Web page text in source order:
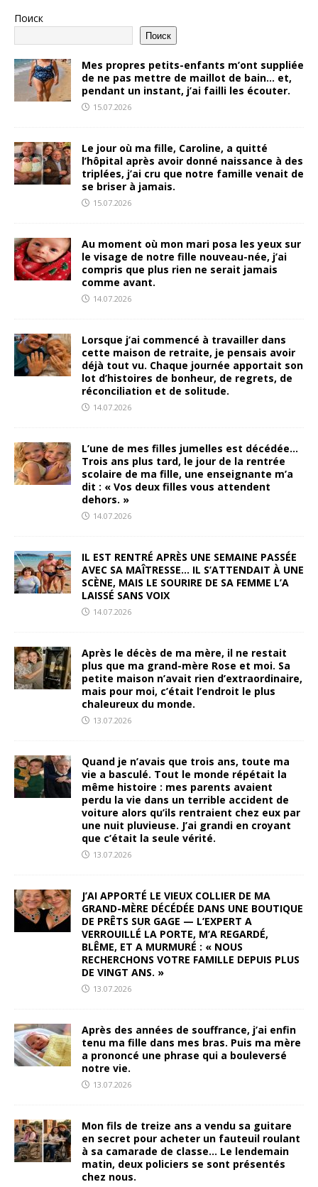
Поиск
Поиск
Mes propres petits-enfants m’ont suppliée
de ne pas mettre de maillot de bain… et,
pendant un instant, j’ai failli les écouter.
15.07.2026
Le jour où ma fille, Caroline, a quitté
l’hôpital après avoir donné naissance à des
triplées, j’ai cru que notre famille venait de
se briser à jamais.
15.07.2026
Au moment où mon mari posa les yeux sur
le visage de notre fille nouveau-née, j’ai
compris que plus rien ne serait jamais
comme avant.
14.07.2026
Lorsque j’ai commencé à travailler dans
cette maison de retraite, je pensais avoir
déjà tout vu. Chaque journée apportait son
lot d’histoires de bonheur, de regrets, de
réconciliation et de solitude.
14.07.2026
L’une de mes filles jumelles est décédée…
Trois ans plus tard, le jour de la rentrée
scolaire de ma fille, une enseignante m’a
dit : « Vos deux filles vous attendent
dehors. »
14.07.2026
IL EST RENTRÉ APRÈS UNE SEMAINE PASSÉE
AVEC SA MAÎTRESSE… IL S’ATTENDAIT À UNE
SCÈNE, MAIS LE SOURIRE DE SA FEMME L’A
LAISSÉ SANS VOIX
14.07.2026
Après le décès de ma mère, il ne restait
plus que ma grand-mère Rose et moi. Sa
petite maison n’avait rien d’extraordinaire,
mais pour moi, c’était l’endroit le plus
chaleureux du monde.
13.07.2026
Quand je n’avais que trois ans, toute ma
vie a basculé. Tout le monde répétait la
même histoire : mes parents avaient
perdu la vie dans un terrible accident de
voiture alors qu’ils rentraient chez eux par
une nuit pluvieuse. J’ai grandi en croyant
que c’était la seule vérité.
13.07.2026
J’AI APPORTÉ LE VIEUX COLLIER DE MA
GRAND-MÈRE DÉCÉDÉE DANS UNE BOUTIQUE
DE PRÊTS SUR GAGE — L’EXPERT A
VERROUILLÉ LA PORTE, M’A REGARDÉ,
BLÊME, ET A MURMURÉ : « NOUS
RECHERCHONS VOTRE FAMILLE DEPUIS PLUS
DE VINGT ANS. »
13.07.2026
Après des années de souffrance, j’ai enfin
tenu ma fille dans mes bras. Puis ma mère
a prononcé une phrase qui a bouleversé
notre vie.
13.07.2026
Mon fils de treize ans a vendu sa guitare
en secret pour acheter un fauteuil roulant
à sa camarade de classe… Le lendemain
matin, deux policiers se sont présentés
chez nous.